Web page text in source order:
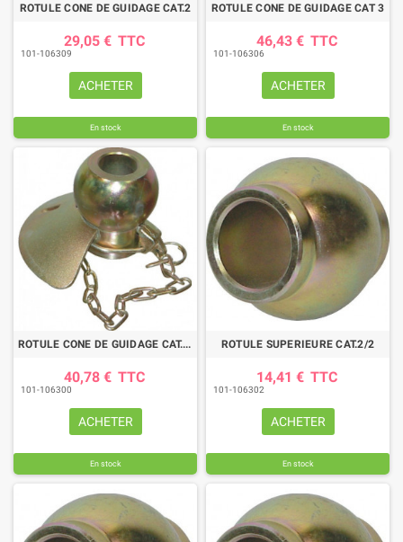
ROTULE CONE DE GUIDAGE CAT.2
29,05 € TTC
101-106309
ACHETER
En stock
ROTULE CONE DE GUIDAGE CAT 3
46,43 € TTC
101-106306
ACHETER
En stock
ROTULE CONE DE GUIDAGE CAT.3/2
40,78 € TTC
101-106300
ACHETER
En stock
ROTULE SUPERIEURE CAT.2/2
14,41 € TTC
101-106302
ACHETER
En stock